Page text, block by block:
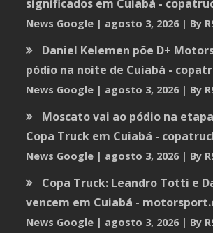
significados em Cuiabá -
News Google agosto 3, 2026 By
Daniel Kelemen põe D+
pódio na noite de Cuiabá -
News Google agosto 3, 2026 By
Moscato vai ao pódio na
Copa Truck em Cuiabá -
News Google agosto 3, 2026 By
Copa Truck: Leandro Totti e
vencem em Cuiabá -
News Google agosto 3, 2026 By